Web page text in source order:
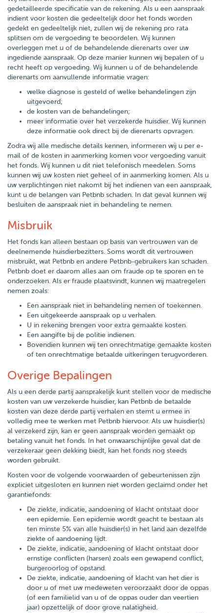
gedetailleerde specificatie van de rekening. Als u een aanspraak
indient voor kosten die gedeeltelijk door het fonds worden
gedekt en gedeeltelijk niet, zullen wij de rekening pro rata
splitsen om de vergoeding te beoordelen. Wij kunnen
overleggen met u of de behandelende dierenarts over uw
ingediende aanspraak. Op deze manier kunnen wij bepalen of u
recht heeft op vergoeding. Wij kunnen u of de behandelende
dierenarts om aanvullende informatie vragen:
welke diagnose is gesteld of welke behandelingen zijn
uitgevoerd;
de kosten van de behandelingen;
meer informatie over het verzekerde huisdier. Wij kunnen
deze informatie ook direct bij de dierenarts opvragen.
Zodra wij alle medische details kennen, informeren wij u per e-
mail of de kosten in aanmerking komen voor vergoeding vanuit
het fonds. Wij kunnen u dit niet telefonisch meedelen. Soms
kunnen wij uw kosten niet geheel of in aanmerking komen. Als u
uw verplichtingen niet nakomt bij het indienen van een aanspraak,
kunt u de belangen van Petbnb schaden. In dat geval kunnen wij
besluiten de aanspraak niet in behandeling te nemen.
Misbruik
Het fonds kan alleen bestaan op basis van vertrouwen van de
deelnemende huisdierbezitters. Soms wordt dit vertrouwen
misbruikt, wat Petbnb en andere Petbnb-gebruikers kan schaden.
Petbnb doet er daarom alles aan om fraude op te sporen en te
onderzoeken. Als er fraude plaatsvindt, kunnen wij maatregelen
nemen zoals:
Een aanspraak niet in behandeling nemen of toekennen.
Een uitgekeerde aanspraak op u verhalen.
U in rekening brengen voor extra gemaakte kosten.
Een aangifte bij de politie indienen.
Bovendien kunnen wij ten onrechtmatige gemaakte kosten
of ten onrechtmatige betaalde uitkeringen terugvorderen.
Overige Bepalingen
Als u een derde partij aansprakelijk kunt stellen voor de medische
kosten van uw verzekerde huisdier, kan Petbnb de betaalde
kosten van deze derde partij verhalen en stemt u ermee in
volledig mee te werken met Petbnb hiervoor. Als uw huisdier(s)
al verzekerd zijn, kan er geen aanspraak worden gemaakt op
betaling vanuit het fonds. In het onwaarschijnlijke geval dat de
verzekeraar geen dekking biedt, kan het fonds nog steeds
worden gebruikt.
Kosten voor de volgende voorwaarden of gebeurtenissen zijn
expliciet uitgesloten en kunnen niet worden geclaimd onder het
garantiefonds:
De ziekte, indicatie, aandoening of klacht ontstaat door
een epidemie. Een epidemie wordt geacht te bestaan als
ten minste 5% van alle huisdier(s) in het land aan dezelfde
ziekte of aandoening lijdt.
De ziekte, indicatie, aandoening of klacht ontstaat door
ernstige conflicten (harsen) zoals een gewapend conflict,
burgeroorlog of opstand.
De ziekte, indicatie, aandoening of klacht van het dier is
door u of met uw medeweten veroorzaakt door de oppas
(of een familielid van u of de oppas ouder dan veertien
jaar) opzettelijk of door grove nalatigheid.